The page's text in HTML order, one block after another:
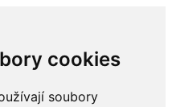
cookies
soubory